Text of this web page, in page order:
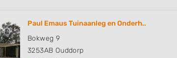
Paul Emaus Tuinaanleg en Onderh..
Bokweg 9
3253AB Ouddorp